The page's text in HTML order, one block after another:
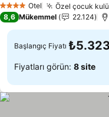
4 Yıldız Otel Özel çocuk
8,6 Mükemmel 22.124
Başlangıç Fiyatı ₺5.323
Fiyatları görün: 8 site